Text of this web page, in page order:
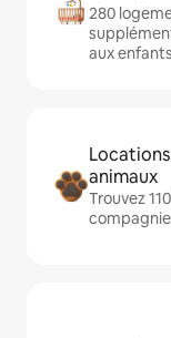
280
aux enfants
animaux
Trouvez
compagnie